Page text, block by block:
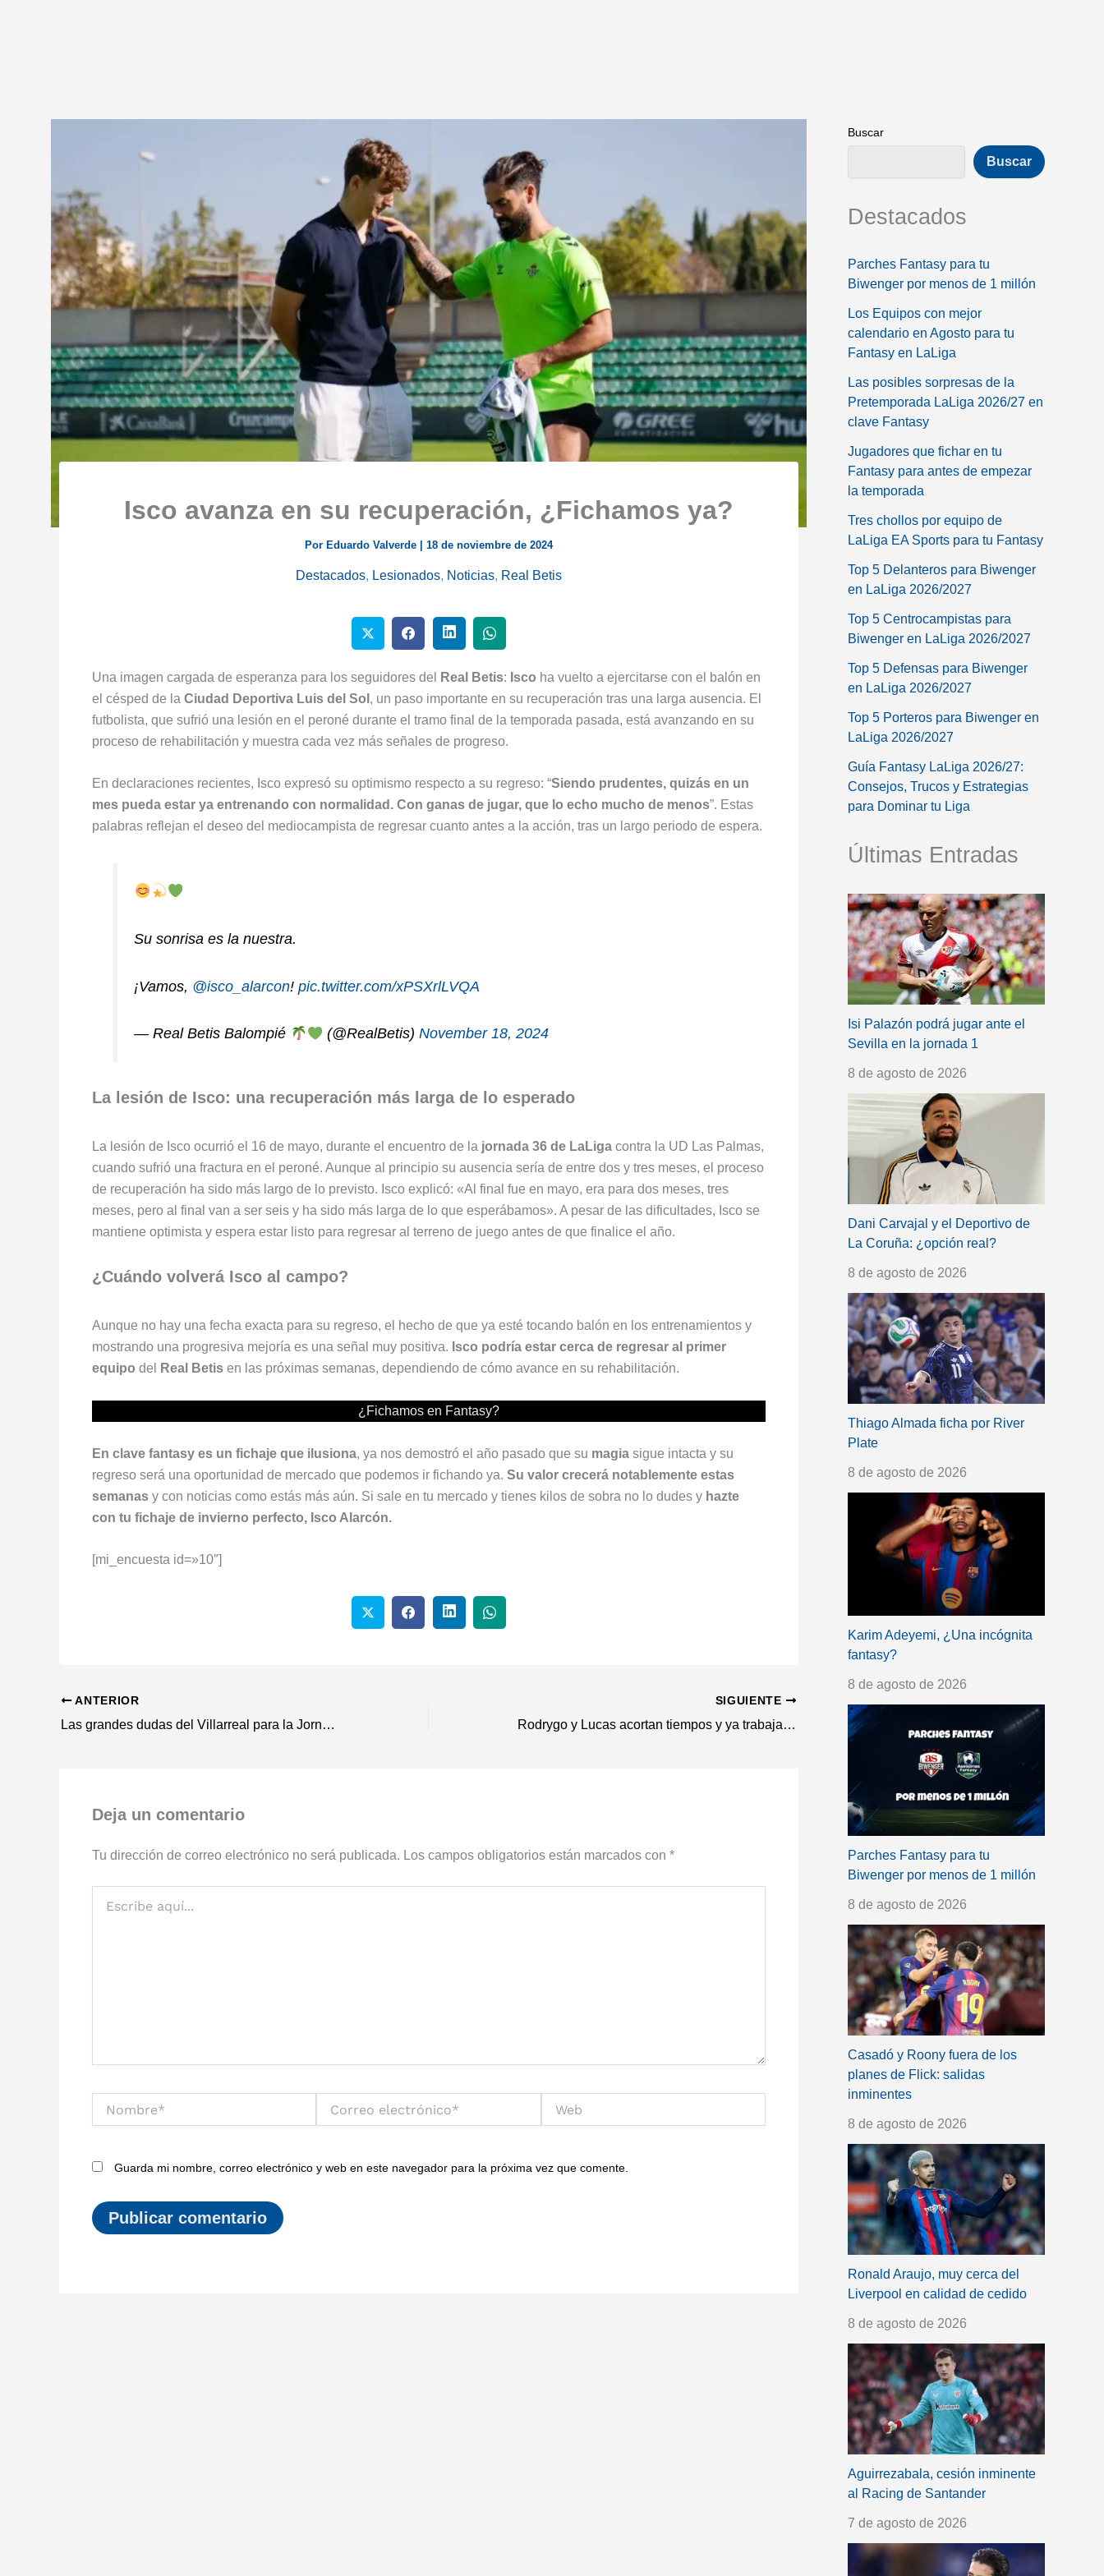
Isco avanza en su recuperación, ¿Fichamos ya?
Por Eduardo Valverde 18 de noviembre de 2024
Destacados, Lesionados, Noticias, Real Betis
Una imagen cargada de esperanza para los seguidores del Real Betis: Isco ha vuelto a ejercitarse con el balón en
el césped de la Ciudad Deportiva Luis del Sol , un paso importante en su recuperación tras una larga ausencia. El
futbolista, que sufrió una lesión en el peroné durante el tramo final de la temporada pasada, está avanzando en su
proceso de rehabilitación y muestra cada vez más señales de progreso.
En declaraciones recientes, Isco expresó su optimismo respecto a su regreso: “Siendo prudentes, quizás en un
mes pueda estar ya entrenando con normalidad. Con ganas de jugar, que lo echo mucho de menos”. Estas
palabras reflejan el deseo del mediocampista de regresar cuanto antes a la acción, tras un largo periodo de espera.
Su sonrisa es la nuestra.
¡Vamos, @isco_alarcon!pic.twitter.com/xPSXrlLVQA
— Real Betis Balompié (@RealBetis)November 18, 2024
La lesión de Isco: una recuperación más larga de lo esperado
La lesión de Isco ocurrió el 16 de mayo, durante el encuentro de la jornada 36 de LaLiga contra la UD Las Palmas,
cuando sufrió una fractura en el peroné. Aunque al principio su ausencia sería de entre dos y tres meses, el proceso
de recuperación ha sido más largo de lo previsto. Isco explicó: «Al final fue en mayo, era para dos meses, tres
meses, pero al final van a ser seis y ha sido más larga de lo que esperábamos». A pesar de las dificultades, Isco se
mantiene optimista y espera estar listo para regresar al terreno de juego antes de que finalice el año.
¿Cuándo volverá Isco al campo?
Aunque no hay una fecha exacta para su regreso, el hecho de que ya esté tocando balón en los entrenamientos y
mostrando una progresiva mejoría es una señal muy positiva. Isco podría estar cerca de regresar al primer
equipo del Real Betis en las próximas semanas, dependiendo de cómo avance en su rehabilitación.
¿Fichamos en Fantasy?
En clave fantasy es un fichaje que ilusiona, ya nos demostró el año pasado que su magia sigue intacta y su
regreso será una oportunidad de mercado que podemos ir fichando ya. Su valor crecerá notablemente estas
semanas y con noticias como estás más aún. Si sale en tu mercado y tienes kilos de sobra no lo dudes y hazte
con tu fichaje de invierno perfecto, Isco Alarcón.
[mi_encuesta id=»10″]
ANTERIOR
Las grandes dudas del Villarreal para la Jornada 14
SIGUIENTE
Rodrygo y Lucas acortan tiempos y ya trabajan con balón
Deja un comentario
Tu dirección de correo electrónico no será publicada. Los campos obligatorios están marcados con *
aquí...
electrónico*
Guarda mi nombre, correo electrónico y web en este navegador para la próxima vez que comente.
Buscar
Buscar
Destacados
Parches Fantasy para tu
Biwenger por menos de 1 millón
Los Equipos con mejor
calendario en Agosto para tu
Fantasy en LaLiga
Las posibles sorpresas de la
Pretemporada LaLiga 2026/27 en
clave Fantasy
Jugadores que fichar en tu
Fantasy para antes de empezar
la temporada
Tres chollos por equipo de
LaLiga EA Sports para tu Fantasy
Top 5 Delanteros para Biwenger
en LaLiga 2026/2027
Top 5 Centrocampistas para
Biwenger en LaLiga 2026/2027
Top 5 Defensas para Biwenger
en LaLiga 2026/2027
Top 5 Porteros para Biwenger en
LaLiga 2026/2027
Guía Fantasy LaLiga 2026/27:
Consejos, Trucos y Estrategias
para Dominar tu Liga
Últimas Entradas
Isi Palazón podrá jugar ante el
Sevilla en la jornada 1
8 de agosto de 2026
Dani Carvajal y el Deportivo de
La Coruña: ¿opción real?
8 de agosto de 2026
Thiago Almada ficha por River
Plate
8 de agosto de 2026
Karim Adeyemi, ¿Una incógnita
fantasy?
8 de agosto de 2026
Parches Fantasy para tu
Biwenger por menos de 1 millón
8 de agosto de 2026
Casadó y Roony fuera de los
planes de Flick: salidas
inminentes
8 de agosto de 2026
Ronald Araujo, muy cerca del
Liverpool en calidad de cedido
8 de agosto de 2026
Aguirrezabala, cesión inminente
al Racing de Santander
7 de agosto de 2026